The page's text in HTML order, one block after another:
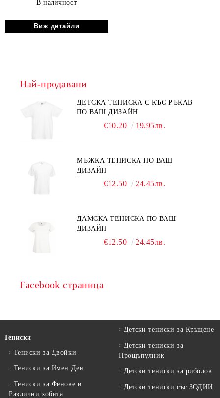
В наличност
Виж детайли
Най-продавани
ДЕТСКА ТЕНИСКА С КЪС РЪКАВ
ПО ВАШ ДИЗАЙН
€10.20 19.95лв.
МЪЖКА ТЕНИСКА ПО ВАШ
ДИЗАЙН
€12.50 24.45лв.
ДАМСКА ТЕНИСКА ПО ВАШ
ДИЗАЙН
€12.50 24.45лв.
Facebook страница
Тениски
Тениски за Двойки
Тениски за Имен Ден
Тениски за Фенове и
Различни хобита
Детски тениски за Кръщене
Детски тениски за
Прощъпулник
Детски тениски за риболов
Детски тениски със ЗОДИИ